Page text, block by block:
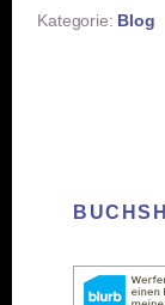
Kategorie: Blog